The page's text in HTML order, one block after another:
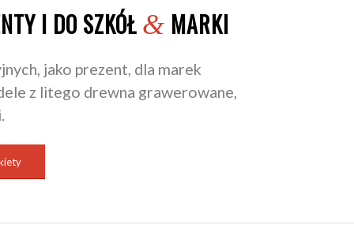
I DO SZKÓŁ & MARKI
jako prezent, dla marek
z litego drewna grawerowane,